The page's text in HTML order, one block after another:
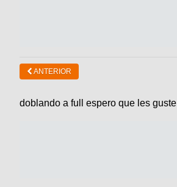
ANTERIOR
doblando a full espero que les guste